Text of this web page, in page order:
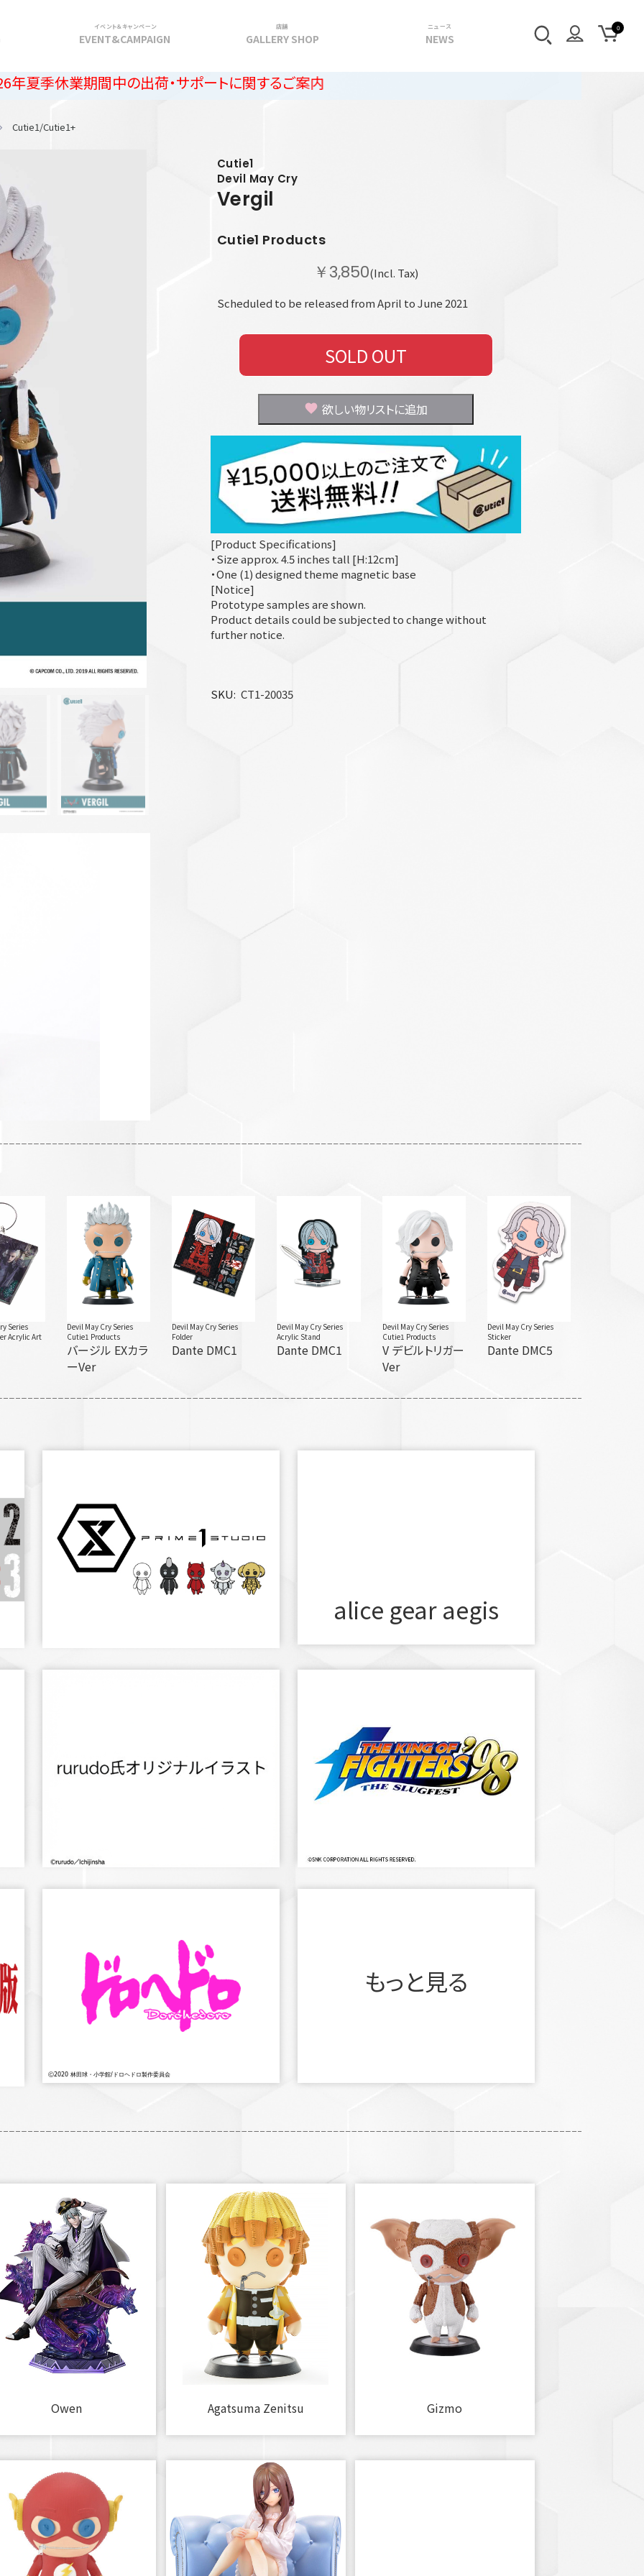
イベント＆キャンペーン
EVENT&CAMPAIGN
店舗
GALLERY SHOP
ニュース
NEWS
中の出荷・サポートに関するご案内
Cutie1/Cutie1+
Cutie1
Devil May Cry
Vergil
Cutie1 Products
￥3,850(Incl. Tax)
Scheduled to be released from April to June 2021
SOLD OUT
欲しい物リストに追加
[Product Specifications]
・Size approx. 4.5 inches tall [H:12cm]
・One (1) designed theme magnetic base
[Notice]
Prototype samples are shown.
Product details could be subjected to change without
further notice.
SKU CT1-20035
Series
Acrylic Art
Devil May Cry Series
Cutie1 Products
バージル EXカラ
ーVer
Devil May Cry Series
Folder
Dante DMC1
Devil May Cry Series
Acrylic Stand
Dante DMC1
Devil May Cry Series
Cutie1 Products
V デビルトリガー
Ver
Devil May Cry Series
Sticker
Dante DMC5
alice gear aegis
もっと見る
Owen Agatsuma Zenitsu Gizmo